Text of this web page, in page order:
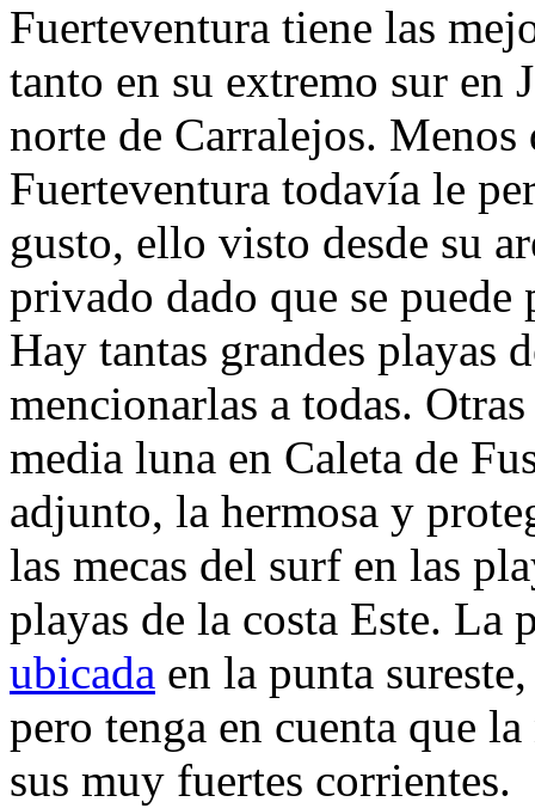
Fuerteventura tiene las
tanto en su extremo sur en
norte de Carralejos. Menos
Fuerteventura todavía le
gusto, ello visto desde su
privado dado que se puede
Hay tantas grandes playas
mencionarlas a todas.
media luna en Caleta de
adjunto, la hermosa y
las mecas del surf en las
playas de la costa Este. La
ubicada en la punta
pero tenga en cuenta que
sus muy fuertes corrientes.